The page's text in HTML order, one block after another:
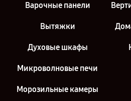
Варочные панели
Вытяжки
Духовые шкафы
Микроволновые печи
Морозильные камеры